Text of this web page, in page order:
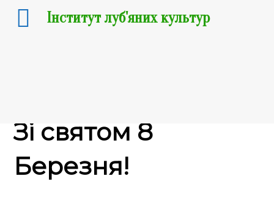
Зі святом 8
Березня!
Інститут луб'яних культур